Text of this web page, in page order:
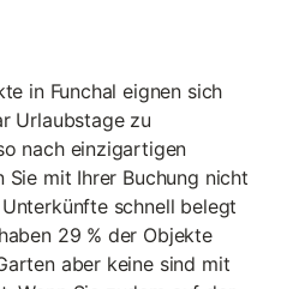
in Funchal eignen sich
Urlaubstage zu
nach einzigartigen
Sie mit Ihrer Buchung nicht
schnell belegt
29 % der Objekte
aber keine sind mit